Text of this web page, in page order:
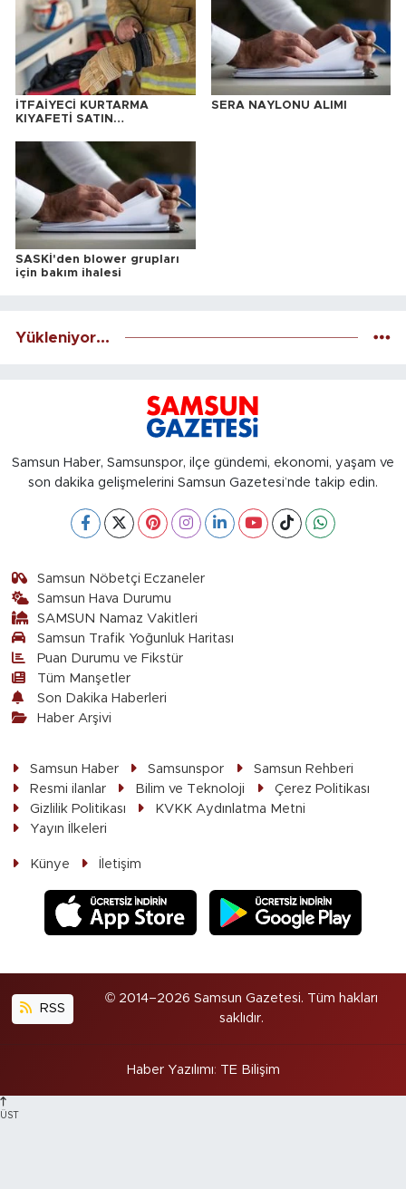
İTFAİYECİ KURTARMA
KIYAFETİ SATIN
SERA NAYLONU ALIMI
SASKİ'den blower grupları
için bakım ihalesi
Yükleniyor...
Samsun Haber, Samsunspor, ilçe gündemi, ekonomi, yaşam ve
son dakika gelişmelerini Samsun Gazetesi’nde takip edin.
Samsun Nöbetçi Eczaneler
Samsun Hava Durumu
SAMSUN Namaz Vakitleri
Samsun Trafik Yoğunluk Haritası
Puan Durumu ve Fikstür
Tüm Manşetler
Son Dakika Haberleri
Haber Arşivi
Samsun Haber Samsunspor
Samsun Rehberi
Resmi ilanlar
Bilim ve Teknoloji
Çerez Politikası
Gizlilik Politikası
KVKK Aydınlatma Metni
Yayın İlkeleri
Künye İletişim
RSS
© 2014–2026 Samsun Gazetesi. Tüm hakları
saklıdır.
Haber Yazılımı: TE Bilişim
ÜST